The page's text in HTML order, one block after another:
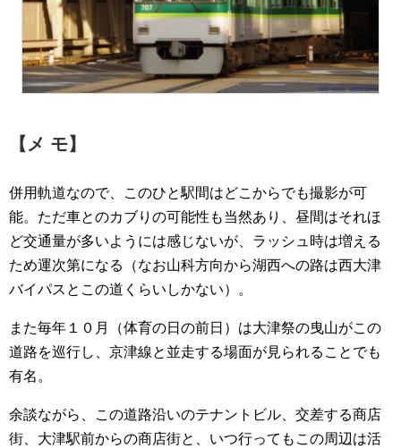
【メ モ】
併用軌道なので、このひと駅間はどこからでも撮影が可
能。ただ車とのカブりの可能性も当然あり、昼間はそれほ
ど交通量が多いようには感じないが、ラッシュ時は増える
ため運次第になる（なお山科方向から湖西への路は西大津
バイパスとこの道くらいしかない）。
また毎年１０月（体育の日の前日）は大津祭の曳山がこの
道路を巡行し、京津線と並走する場面が見られることでも
有名。
余談ながら、この道路沿いのテナントビル、交差する商店
街、大津駅前からの商店街と、いつ行ってもこの周辺は活